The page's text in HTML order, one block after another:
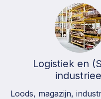
Logistiek en
Loods, magazijn,